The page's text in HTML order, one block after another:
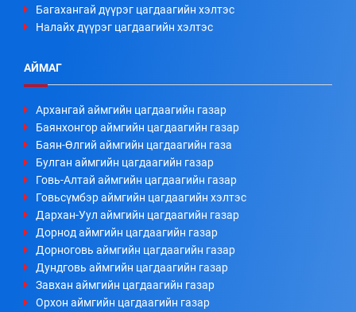
Багахангай дүүрэг цагдаагийн хэлтэс
Налайх дүүрэг цагдаагийн хэлтэс
АЙМАГ
Архангай аймгийн цагдаагийн газар
Баянхонгор аймгийн цагдаагийн газар
Баян-Өлгий аймгийн цагдаагийн газа
Булган аймгийн цагдаагийн газар
Говь-Алтай аймгийн цагдаагийн газар
Говьсүмбэр аймгийн цагдаагийн хэлтэс
Дархан-Уул аймгийн цагдаагийн газар
Дорнод аймгийн цагдаагийн газар
Дорноговь аймгийн цагдаагийн газар
Дундговь аймгийн цагдаагийн газар
Завхан аймгийн цагдаагийн газар
Орхон аймгийн цагдаагийн газар